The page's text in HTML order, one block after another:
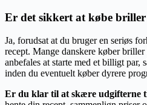
Er det sikkert at købe
Ja, forudsat at du bruger en seriøs
recept. Mange danskere køber
anbefales at starte med et billigt par,
inden du eventuelt køber dyrere
Er du klar til at skære udgifterne